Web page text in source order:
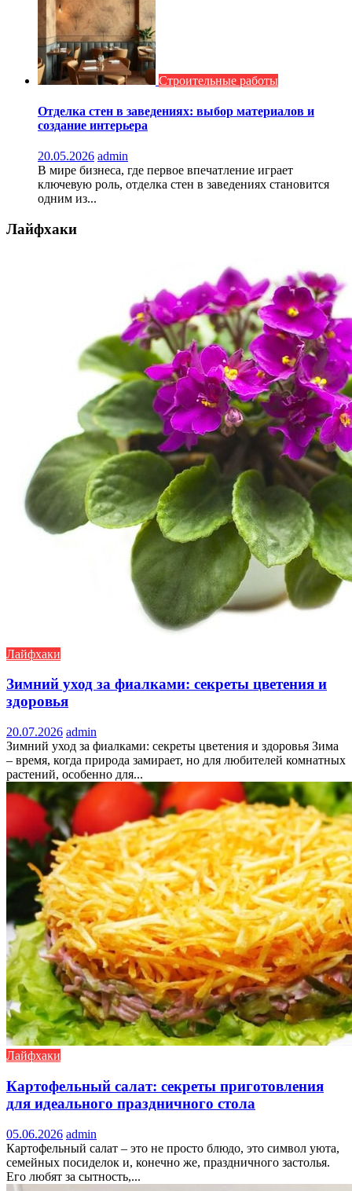
Строительные работы
Отделка стен в заведениях: выбор материалов и
создание интерьера
20.05.2026 admin
В мире бизнеса, где первое впечатление играет
ключевую роль, отделка стен в заведениях становится
одним из...
Лайфхаки
Лайфхаки
Зимний уход за фиалками: секреты цветения и
здоровья
20.07.2026 admin
Зимний уход за фиалками: секреты цветения и здоровья Зима
– время, когда природа замирает, но для любителей комнатных
растений, особенно для...
Лайфхаки
Картофельный салат: секреты приготовления
для идеального праздничного стола
05.06.2026 admin
Картофельный салат – это не просто блюдо, это символ уюта,
семейных посиделок и, конечно же, праздничного застолья.
Его любят за сытность,...